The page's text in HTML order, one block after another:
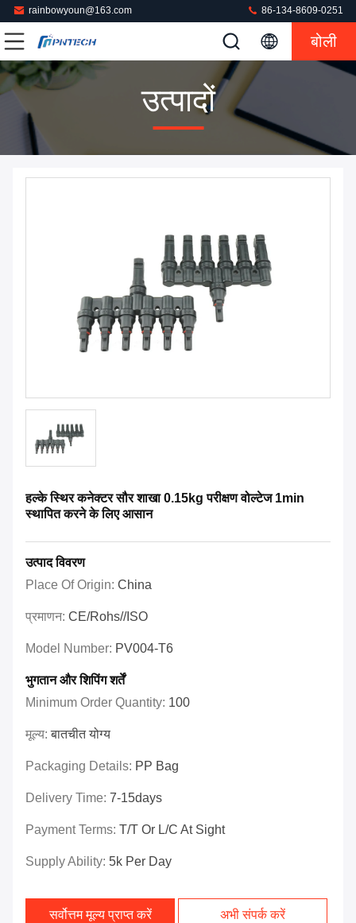
rainbowyoun@163.com 86-134-8609-0251
बोली
उत्पादों
हल्के स्थिर कनेक्टर सौर शाखा 0.15kg परीक्षण वोल्टेज 1min
स्थापित करने के लिए आसान
उत्पाद विवरण
Place Of Origin: China
प्रमाणन: CE/Rohs//ISO
Model Number: PV004-T6
भुगतान और शिपिंग शर्तें
Minimum Order Quantity: 100
मूल्य:बातचीत योग्य
Packaging Details: PP Bag
Delivery Time: 7-15days
Payment Terms: T/T Or L/C At Sight
Supply Ability: 5k Per Day
सर्वोत्तम मूल्य प्राप्त करें अभी संपर्क करें